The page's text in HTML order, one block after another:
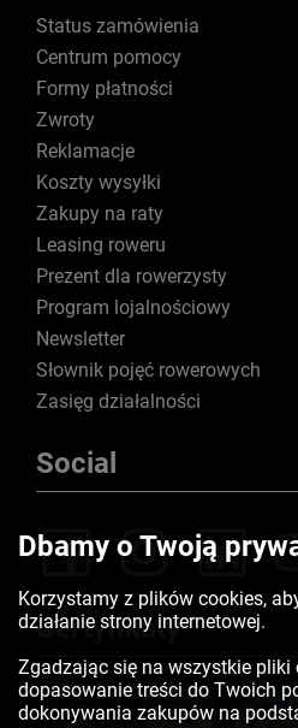
Status zamówienia
Centrum pomocy
Formy płatności
Zwroty
Reklamacje
Koszty wysyłki
Zakupy na raty
Leasing roweru
Prezent dla rowerzysty
Program lojalnościowy
Newsletter
Słownik pojęć rowerowych
Zasięg działalności
Social
Certyfikaty
Dbamy o Twoją
Korzystamy z plików cookies,
działanie strony internetowej.
Zgadzając się na wszystkie
dopasowanie treści do Twoich
dokonywania zakupów na